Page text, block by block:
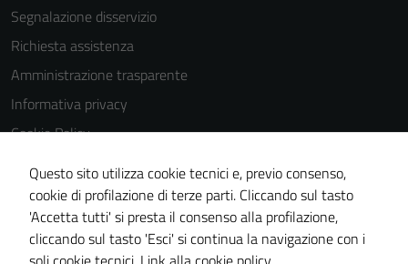
Segnalazione disservizio
Richiesta assistenza
Amministrazione trasparente
Informativa privacy
Cookie Policy
Note legali
Dichiarazione di accessibilità
Piano di miglioramento del sito
Statistiche sito web
Questo sito utilizza cookie tecnici e, previo consenso,
cookie di profilazione di terze parti. Cliccando sul tasto
'Accetta tutti' si presta il consenso alla profilazione,
cliccando sul tasto 'Esci' si continua la navigazione con i